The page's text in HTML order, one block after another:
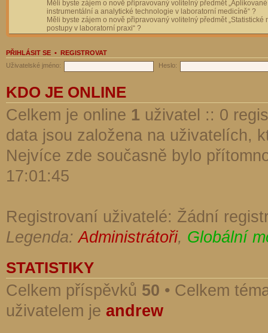
Měli byste zájem o nově připravovaný volitelný předmět „Aplikované
instrumentální a analytické technologie v laboratorní medicíně“ ?
Měli byste zájem o nově připravovaný volitelný předmět „Statistické
postupy v laboratorní praxi“ ?
PŘIHLÁSIT SE • REGISTROVAT
Uživatelské jméno:
Heslo:
KDO JE ONLINE
Celkem je online 1 uživatel :: 0
data jsou založena na uživatelích,
Nejvíce zde současně bylo
17:01:45
Registrovaní uživatelé: Žádní
Legenda:Administrátoři, Globální
STATISTIKY
Celkem příspěvků 50 • Celkem
uživatelem je andrew